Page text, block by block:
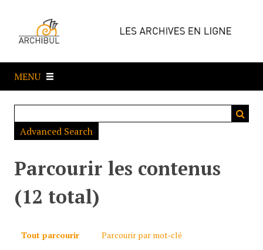
e
a
MENU
Advanced Search
Parcourir les contenus
(12 total)
Tout parcourir
Parcourir par mot-clé